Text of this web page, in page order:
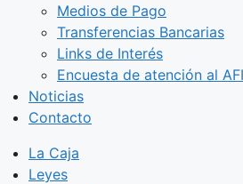
Medios de Pago
Transferencias Bancarias
Links de Interés
Encuesta de atención al
Noticias
Contacto
La Caja
Leyes